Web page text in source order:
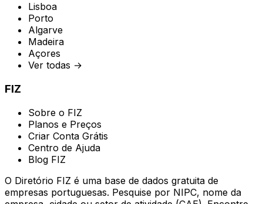
Lisboa
Porto
Algarve
Madeira
Açores
Ver todas →
FIZ
Sobre o FIZ
Planos e Preços
Criar Conta Grátis
Centro de Ajuda
Blog FIZ
O Diretório FIZ é uma base de dados gratuita de
empresas portuguesas. Pesquise por NIPC, nome da